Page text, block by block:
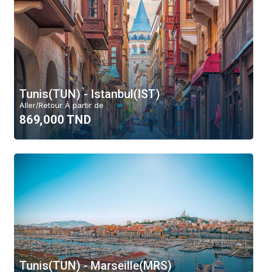
Tunis(TUN) - Istanbul(IST)
Aller/Retour À partir de
869,000 TND
Tunis(TUN) - Marseille(MRS)